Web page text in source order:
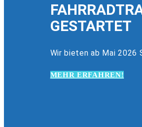
GESTARTET
Wir bieten ab Mai 2026
MEHR ERFAHREN!